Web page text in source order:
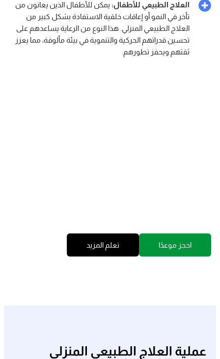
العلاج الطبيعي للأطفال: يمكن للأطفال الذين يعانون من
تأخر في النمو أو إعاقات خلقية الاستفادة بشكل كبير من
العلاج الطبيعي المنزلي. هذا النوع من الرعاية يساعدهم على
تحسين قدراتهم الحركية والتنموية في بيئة مألوفة، مما يعزز
ثقتهم ويحفز تطورهم.
احجز موعدًا تعلم المزيد
عملية العلاج الطبيعي المنزلي